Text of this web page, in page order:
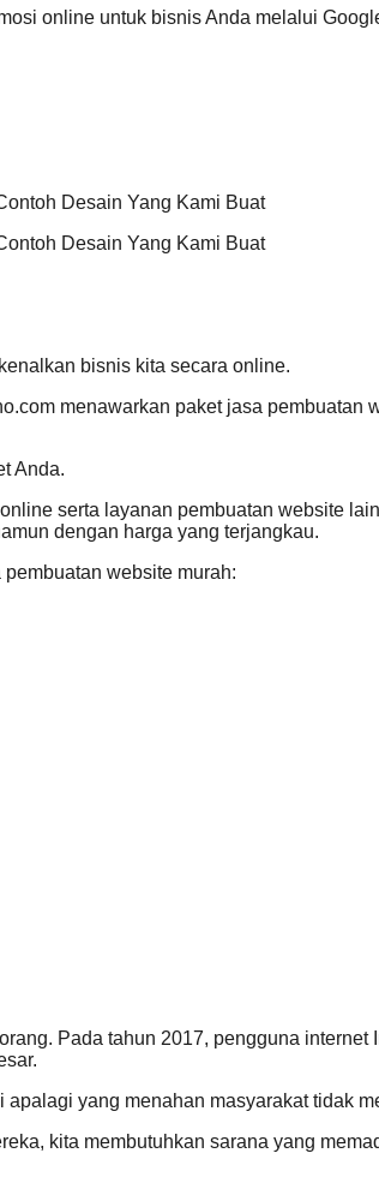
online untuk bisnis Anda melalui
Desain Yang Kami Buat
Desain Yang Kami Buat
bisnis kita secara online.
menawarkan paket jasa pembuatan
Anda.
serta layanan pembuatan website
dengan harga yang terjangkau.
website murah:
Pada tahun 2017, pengguna
yang menahan masyarakat tidak
kita membutuhkan sarana yang